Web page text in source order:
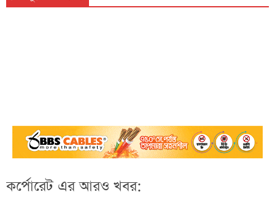
কর্পোরেট এর আরও খবর: